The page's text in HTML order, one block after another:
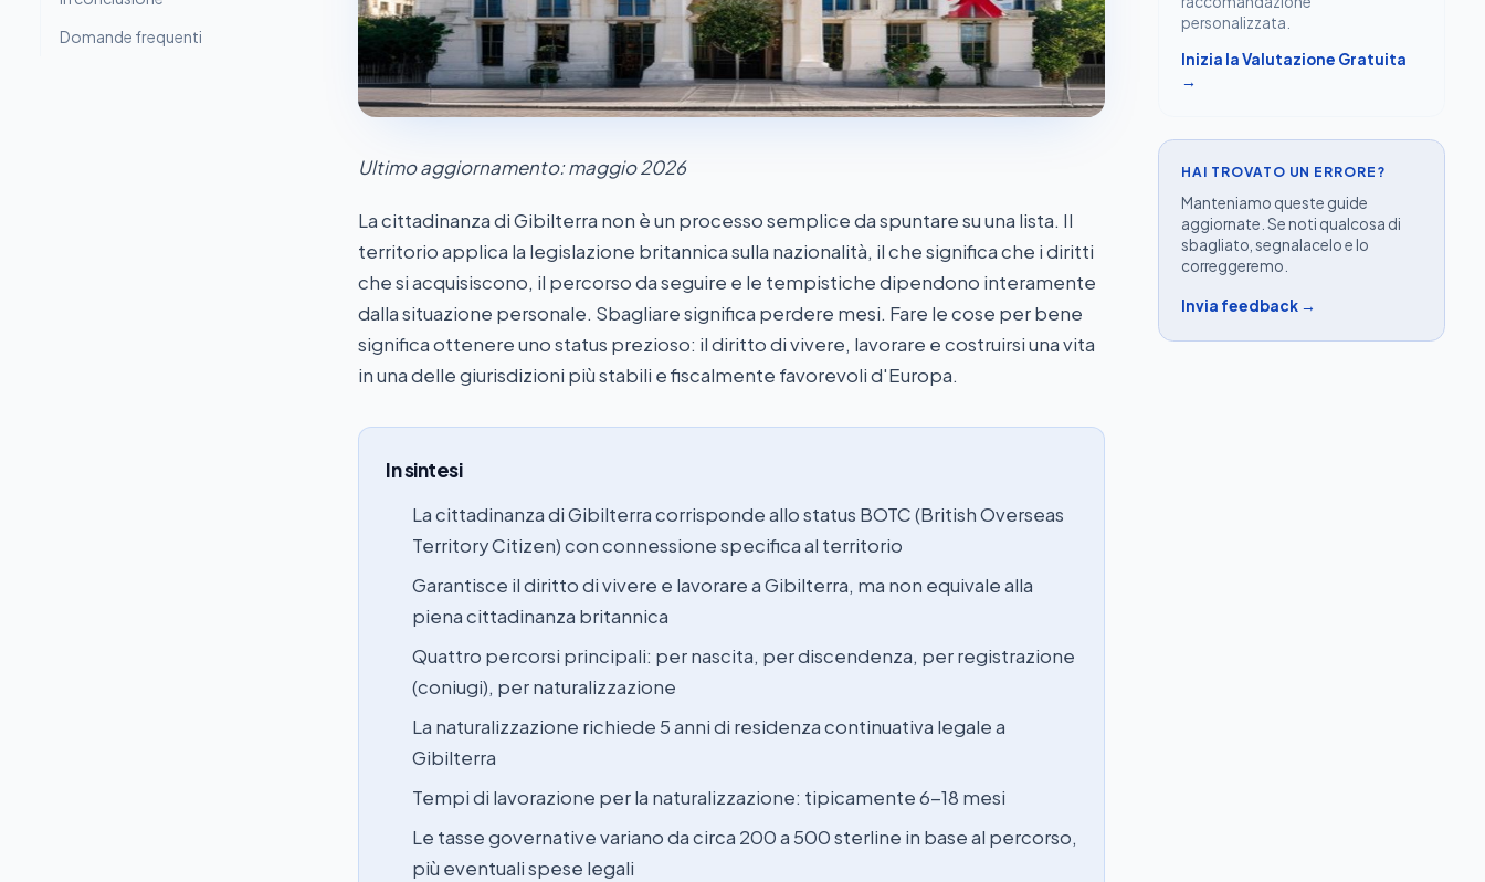
Domande frequenti
Ultimo aggiornamento: maggio 2026
La cittadinanza di Gibilterra non è un processo semplice da spuntare su una lista. Il
territorio applica la legislazione britannica sulla nazionalità, il che significa che i diritti
che si acquisiscono, il percorso da seguire e le tempistiche dipendono interamente
dalla situazione personale. Sbagliare significa perdere mesi. Fare le cose per bene
significa ottenere uno status prezioso: il diritto di vivere, lavorare e costruirsi una vita
in una delle giurisdizioni più stabili e fiscalmente favorevoli d'Europa.
In sintesi
La cittadinanza di Gibilterra corrisponde allo status BOTC (British Overseas
Territory Citizen) con connessione specifica al territorio
Garantisce il diritto di vivere e lavorare a Gibilterra, ma non equivale alla
piena cittadinanza britannica
Quattro percorsi principali: per nascita, per discendenza, per registrazione
(coniugi), per naturalizzazione
La naturalizzazione richiede 5 anni di residenza continuativa legale a
Gibilterra
Tempi di lavorazione per la naturalizzazione: tipicamente 6-18 mesi
Le tasse governative variano da circa 200 a 500 sterline in base al percorso,
più eventuali spese legali
personalizzata.
Inizia la Valutazione Gratuita
→
HAI TROVATO UN ERRORE?
Manteniamo queste guide
aggiornate. Se noti qualcosa di
sbagliato, segnalacelo e lo
correggeremo.
Invia feedback →